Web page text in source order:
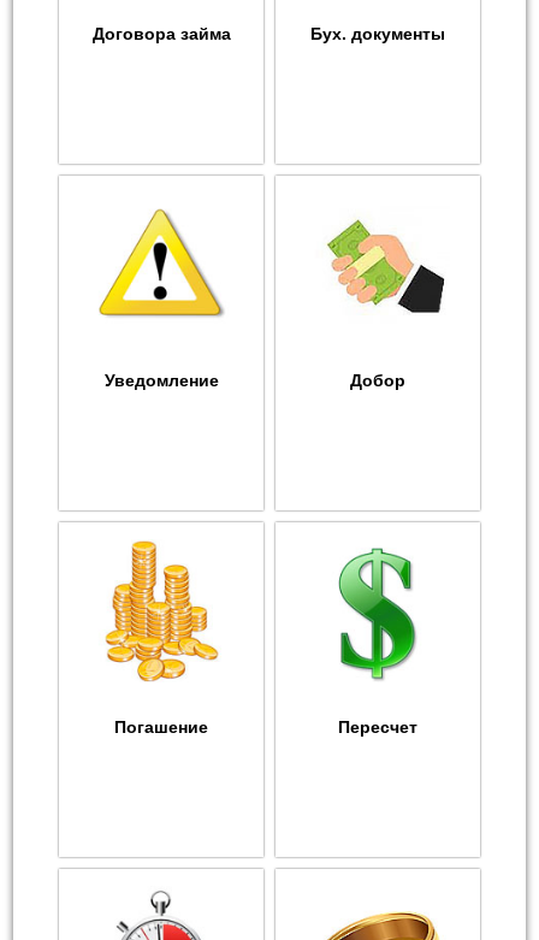
Договора займа Бух. документы
Уведомление Добор
Погашение Пересчет